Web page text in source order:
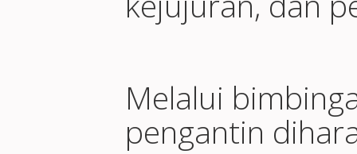
Melalui
pengantin